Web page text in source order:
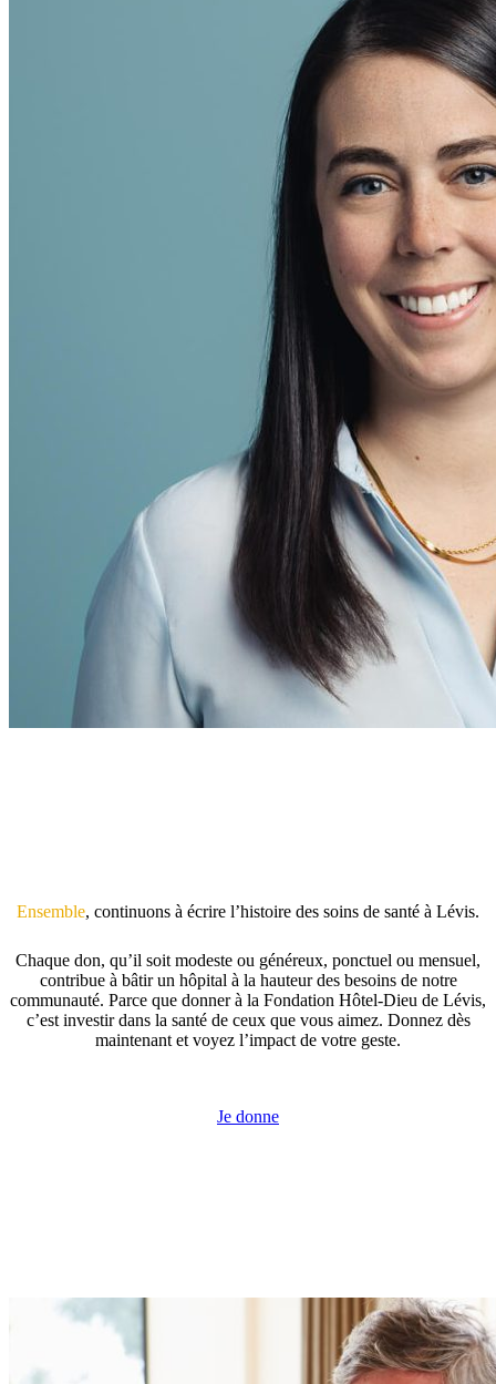
Ensemble, continuons à écrire l’histoire des soins de santé à Lévis.
Chaque don, qu’il soit modeste ou généreux, ponctuel ou mensuel,
contribue à bâtir un hôpital à la hauteur des besoins de notre
communauté. Parce que donner à la Fondation Hôtel-Dieu de Lévis,
c’est investir dans la santé de ceux que vous aimez. Donnez dès
maintenant et voyez l’impact de votre geste.
Je donne